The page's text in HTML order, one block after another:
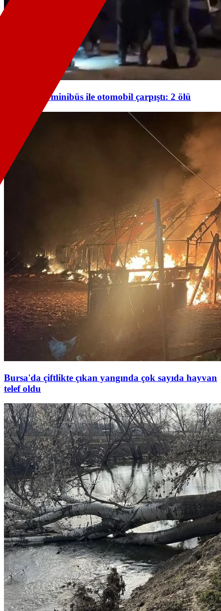
Ankara'da minibüs ile otomobil çarpıştı: 2 ölü
Bursa'da çiftlikte çıkan yangında çok sayıda hayvan
telef oldu